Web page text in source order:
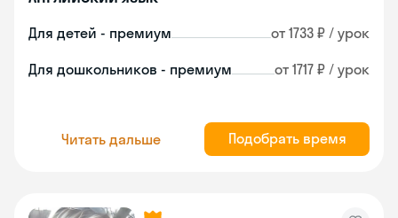
Для детей - премиум от 1733 ₽ / урок
Для дошкольников - премиум от 1717 ₽ / урок
Читать дальше Подобрать время